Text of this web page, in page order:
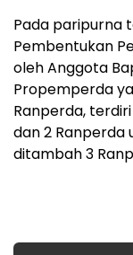
Pada paripurna
Pembentukan
oleh Anggota
Propemperda
Ranperda,
dan 2 Ranperda
ditambah 3